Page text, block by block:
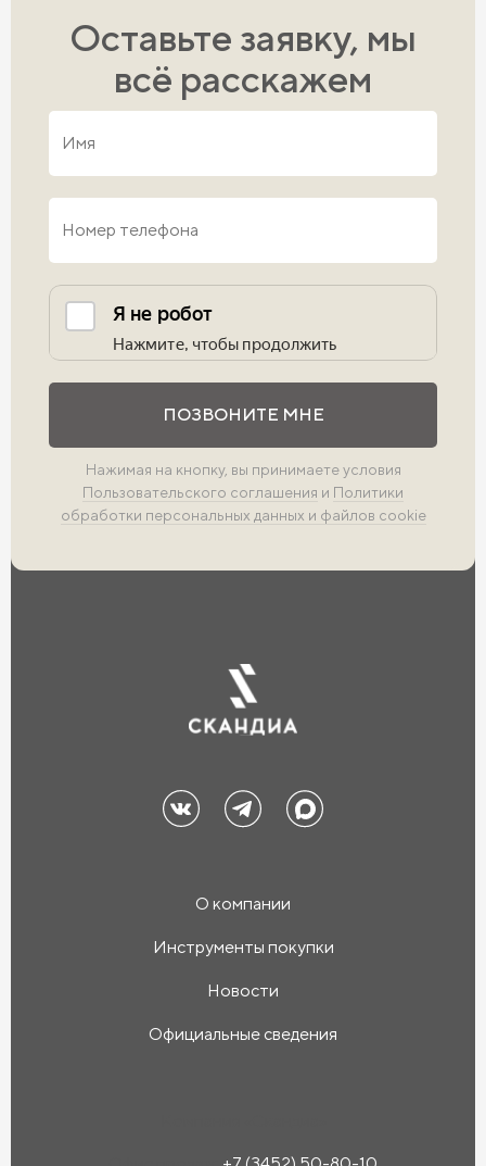
Оставьте заявку, мы
всё расскажем
ПОЗВОНИТЕ МНЕ
Нажимая на кнопку, вы принимаете условия
Пользовательского соглашения и Политики
обработки персональных данных и файлов cookie
О компании
Инструменты покупки
Новости
Официальные сведения